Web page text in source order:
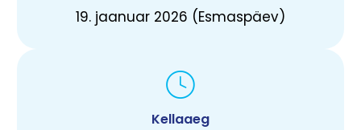
19. jaanuar 2026 (Esmaspäev)
Kellaaeg